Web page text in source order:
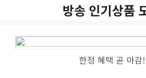
방송 인기상품
한정 혜택 곧 마감!